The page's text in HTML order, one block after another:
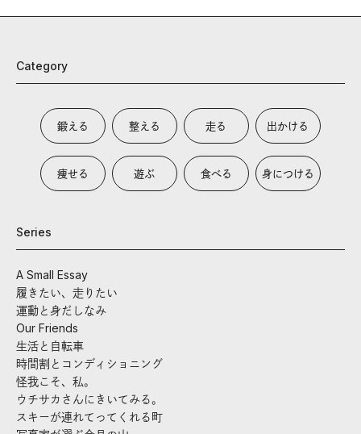
Category
鍛える 整える 走る 出かける
痩せる 遊ぶ 食べる 身につける
Series
A Small Essay
履きたい、走りたい
運動と身だしなみ
Our Friends
生活と自転車
時間割とコンディショニング
怪我こそ、私。
ウチサカさんにきいてみる。
スキーが連れてってくれる町